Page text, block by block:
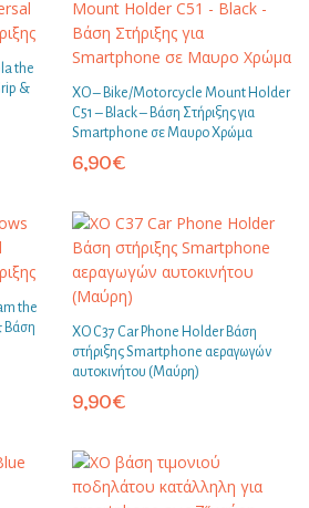
the
&
XO – Bike/Motorcycle Mount Holder
C51 – Black – Βάση Στήριξης για
Smartphone σε Μαυρο Χρώμα
6,90€
the
Βάση
XO C37 Car Phone Holder Βάση
στήριξης Smartphone αεραγωγών
αυτοκινήτου (Μαύρη)
9,90€